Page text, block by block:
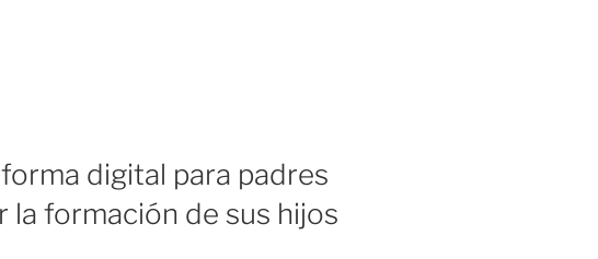
digital para padres
la formación de sus hijos